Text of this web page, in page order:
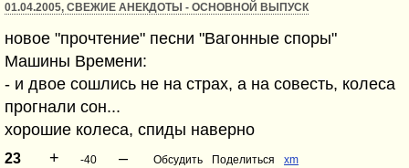
01.04.2005, СВЕЖИЕ АНЕКДОТЫ - ОСНОВНОЙ ВЫПУСК
новое "прочтение" песни "Вагонные споры"
Машины Времени:
- и двое сошлись не на страх, а на совесть, колеса
прогнали сон...
хорошие колеса, спиды наверно
23 + -40 – Обсудить Поделиться xm